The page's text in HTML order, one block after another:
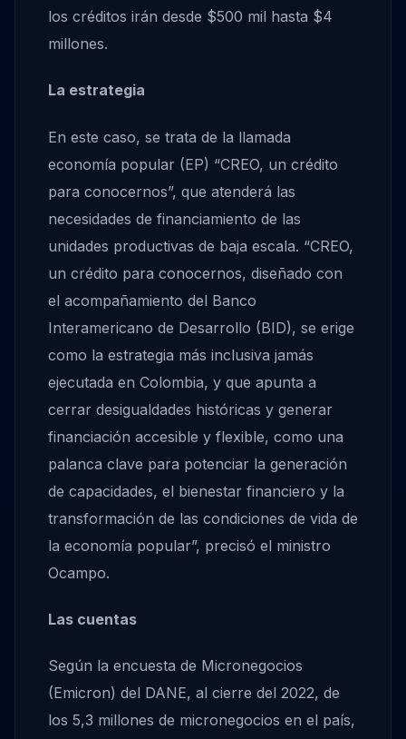
los créditos irán desde $500 mil hasta $4
millones.
La estrategia
En este caso, se trata de la llamada
economía popular (EP) “CREO, un crédito
para conocernos”, que atenderá las
necesidades de financiamiento de las
unidades productivas de baja escala. “CREO,
un crédito para conocernos, diseñado con
el acompañamiento del Banco
Interamericano de Desarrollo (BID), se erige
como la estrategia más inclusiva jamás
ejecutada en Colombia, y que apunta a
cerrar desigualdades históricas y generar
financiación accesible y flexible, como una
palanca clave para potenciar la generación
de capacidades, el bienestar financiero y la
transformación de las condiciones de vida de
la economía popular”, precisó el ministro
Ocampo.
Las cuentas
Según la encuesta de Micronegocios
(Emicron) del DANE, al cierre del 2022, de
los 5,3 millones de micronegocios en el país,